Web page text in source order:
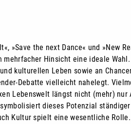
»Save the next Dance« und »New
Hinsicht eine ideale
kulturellen Leben sowie an
Debatte vielleicht nahelegt.
Lebenswelt längst nicht (mehr)
dieses Potenzial
Kultur spielt eine wesentliche